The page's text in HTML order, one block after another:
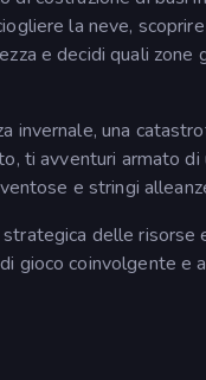
la neve,
e decidi quali zone
invernale, una
ti avventuri armato
e stringi
delle risorse
gioco coinvolgente e